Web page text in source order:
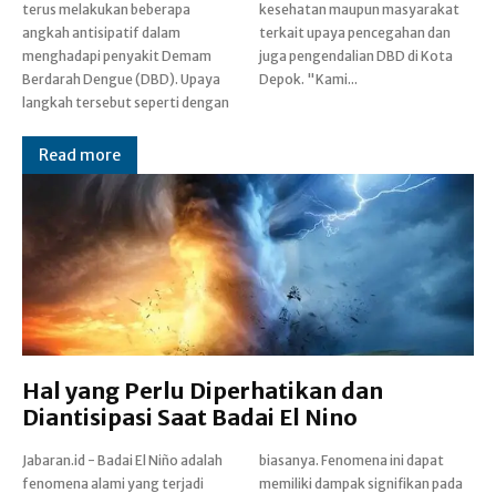
terus melakukan beberapa
angkah antisipatif dalam
menghadapi penyakit Demam
Berdarah Dengue (DBD). Upaya
langkah tersebut seperti dengan
kesehatan maupun masyarakat
terkait upaya pencegahan dan
juga pengendalian DBD di Kota
Depok. "Kami...
Read more
Hal yang Perlu Diperhatikan dan
Diantisipasi Saat Badai El Nino
Jabaran.id - Badai El Niño adalah
fenomena alami yang terjadi
biasanya. Fenomena ini dapat
memiliki dampak signifikan pada